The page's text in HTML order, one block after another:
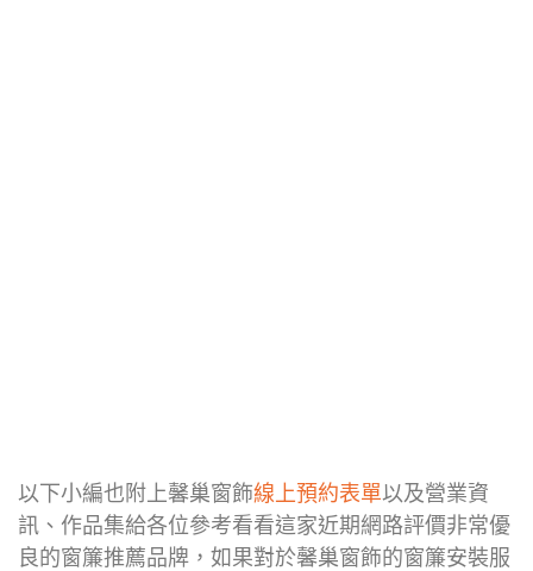
以下小編也附上馨巢窗飾線上預約表單以及營業資
訊、作品集給各位參考看看這家近期網路評價非常優
良的窗簾推薦品牌，如果對於馨巢窗飾的窗簾安裝服